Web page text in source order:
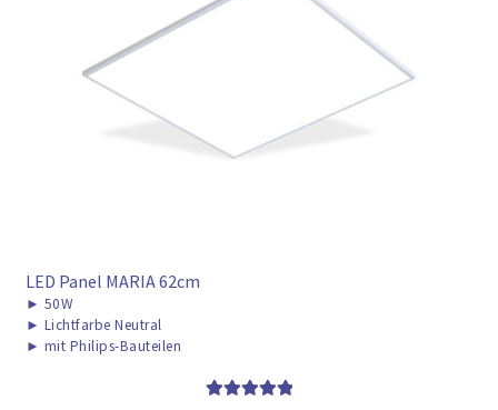
LED Panel MARIA 62cm
► 50W
► Lichtfarbe Neutral
► mit Philips-Bauteilen